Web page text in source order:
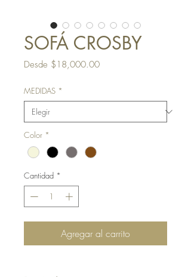
SOFÁ CROSBY
Desde $18,000.00Precio
MEDIDAS *
Color *
Cantidad *
Agregar al carrito